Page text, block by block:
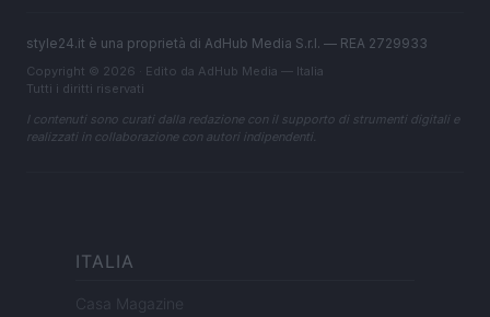
style24.it è una proprietà di AdHub Media S.r.l. — REA 2729933
Copyright © 2026 · Edito da AdHub Media — Italia
Tutti i diritti riservati
I contenuti sono curati dalla redazione con il supporto di strumenti digitali e
realizzati in collaborazione con autori indipendenti.
ITALIA
Casa Magazine